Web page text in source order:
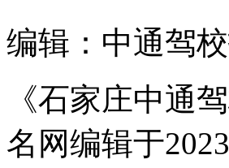
编辑：中通驾
《石家庄中通
名网编辑于